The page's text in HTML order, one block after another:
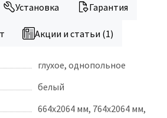
Установка Гарантия
Акции и статьи (1)
глухое, однопольное
белый
664x2064 мм, 764x2064 мм,